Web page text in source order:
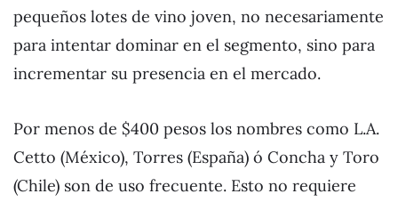
pequeños lotes de vino joven, no necesariamente
para intentar dominar en el segmento, sino para
incrementar su presencia en el mercado.
Por menos de $400 pesos los nombres como L.A.
Cetto (México), Torres (España) ó Concha y Toro
(Chile) son de uso frecuente. Esto no requiere